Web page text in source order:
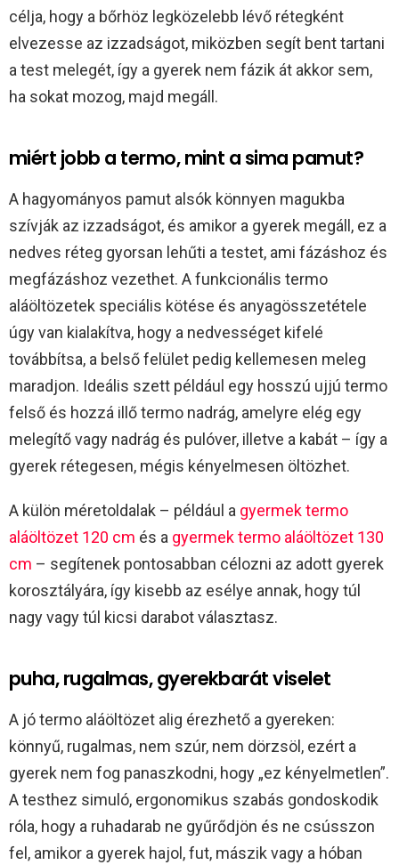
célja, hogy a bőrhöz legközelebb lévő rétegként
elvezesse az izzadságot, miközben segít bent tartani
a test melegét, így a gyerek nem fázik át akkor sem,
ha sokat mozog, majd megáll.
miért jobb a termo, mint a sima pamut?
A hagyományos pamut alsók könnyen magukba
szívják az izzadságot, és amikor a gyerek megáll, ez a
nedves réteg gyorsan lehűti a testet, ami fázáshoz és
megfázáshoz vezethet. A funkcionális termo
aláöltözetek speciális kötése és anyagösszetétele
úgy van kialakítva, hogy a nedvességet kifelé
továbbítsa, a belső felület pedig kellemesen meleg
maradjon. Ideális szett például egy hosszú ujjú termo
felső és hozzá illő termo nadrág, amelyre elég egy
melegítő vagy nadrág és pulóver, illetve a kabát – így a
gyerek rétegesen, mégis kényelmesen öltözhet.
A külön méretoldalak – például a gyermek termo
aláöltözet 120 cm és a gyermek termo aláöltözet 130
cm – segítenek pontosabban célozni az adott gyerek
korosztályára, így kisebb az esélye annak, hogy túl
nagy vagy túl kicsi darabot választasz.
puha, rugalmas, gyerekbarát viselet
A jó termo aláöltözet alig érezhető a gyereken:
könnyű, rugalmas, nem szúr, nem dörzsöl, ezért a
gyerek nem fog panaszkodni, hogy „ez kényelmetlen”.
A testhez simuló, ergonomikus szabás gondoskodik
róla, hogy a ruhadarab ne gyűrődjön és ne csússzon
fel, amikor a gyerek hajol, fut, mászik vagy a hóban